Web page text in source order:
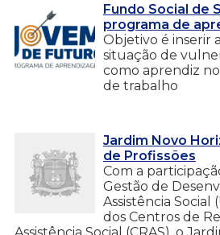
Fundo Social de
programa de
Objetivo é inserir
situação de
como aprendiz
de trabalho
Jardim Novo
de Profissões
Com a
Gestão de
Assistência Social
dos Centros de
Assistência Social (CRAS), o